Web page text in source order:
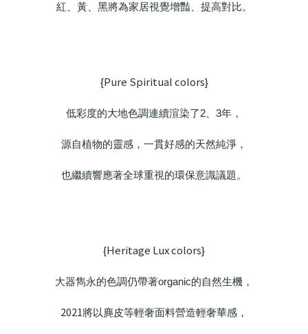
紅、黃、黑將為家居視覺增豔、提高對比。
{Pure Spiritual colors}
低彩度的大地色調連續渲染了2、3年，
源自植物的靈感，一貫好感的天然純淨，
也繼續響應著全球重視的環保意識議題。
{Heritage Lux colors}
大器雋永的色調仍帶著organic的自然生機，
2021將以麂皮等輕奢面料營造輕奢華感，